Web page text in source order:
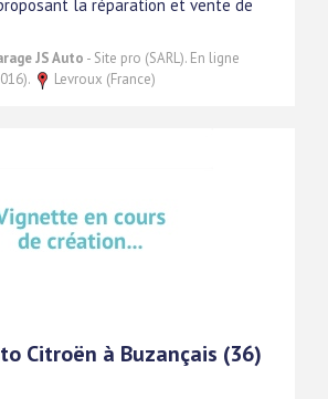
la réparation et vente de
JS Auto - Site pro (SARL). En ligne
Levroux (France)
Citroën à Buzançais (36)